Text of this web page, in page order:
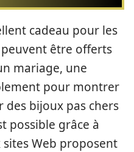
cadeau pour les
peuvent être offerts
mariage, une
pour montrer
bijoux pas chers
possible grâce à
Web proposent